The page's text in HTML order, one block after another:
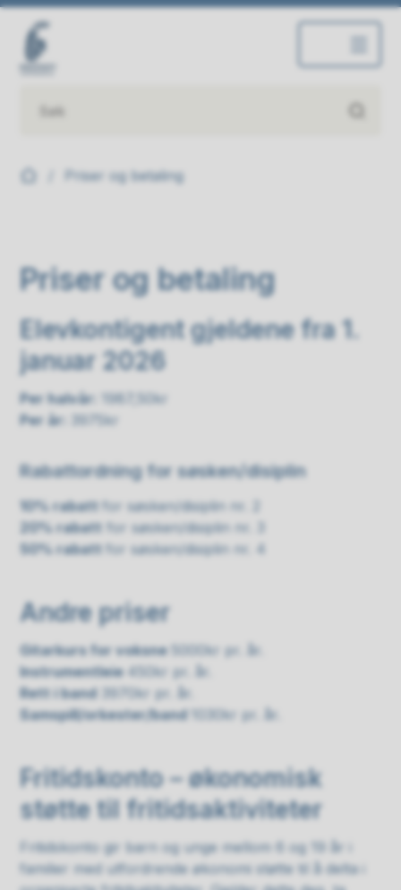
Du er her:Priser og betaling
Priser og betaling
Elevkontigent gjeldene fra 1.
januar 2026
Per halvår:
1987,50kr
Per år:
3975kr
Rabattordning for søsken/disiplin
10% rabatt for søsken/disiplin nr. 2
20% rabatt for søsken/disiplin nr. 3
50% rabatt for søsken/disiplin nr. 4
Andre priser
Gitarkurs for voksne 5000kr pr. år.
Instrumentleie 450kr pr. år.
Rett i band 3970kr pr. år.
Samspill/orkester/band
1030kr pr. år.
Fritidskonto – økonomisk
støtte til fritidsaktiviteter
Fritidskonto gir barn og unge mellom 6 og 19 år i
familier med utfordrende økonomi støtte til å delta i